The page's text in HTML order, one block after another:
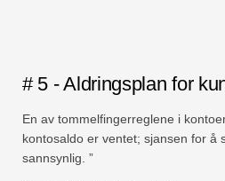
# 5 - Aldringsplan for
En av tommelfingerreglene i
kontosaldo er ventet; sjansen for å
sannsynlig. ”